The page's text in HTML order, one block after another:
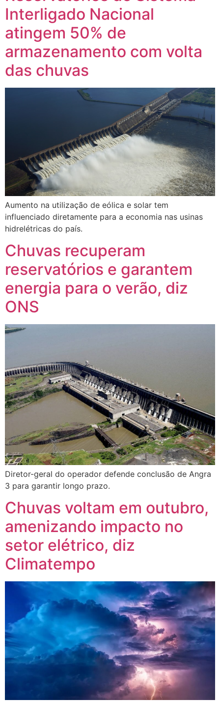
Interligado Nacional
atingem 50% de
armazenamento com volta
das chuvas
Aumento na utilização de eólica e solar tem
influenciado diretamente para a economia nas usinas
hidrelétricas do país.
Chuvas recuperam
reservatórios e garantem
energia para o verão, diz
ONS
Diretor-geral do operador defende conclusão de Angra
3 para garantir longo prazo.
Chuvas voltam em outubro,
amenizando impacto no
setor elétrico, diz
Climatempo